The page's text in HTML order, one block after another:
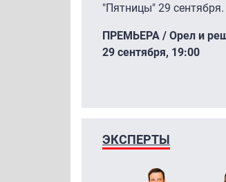
"Пятницы" 29 сентября.
ПРЕМЬЕРА / Орел и
29 сентября, 19:00
ЭКСПЕРТЫ